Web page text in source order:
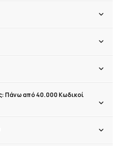
Πάνω από 40.000 Κωδικοί